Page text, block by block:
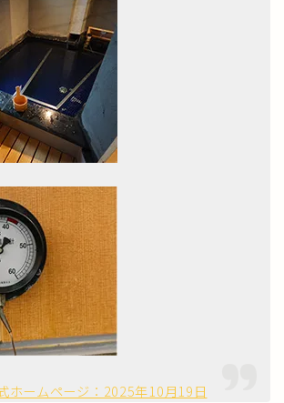
ホームページ：2025年10月19日